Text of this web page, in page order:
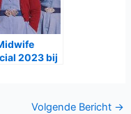
2023 bij
Volgende Bericht →